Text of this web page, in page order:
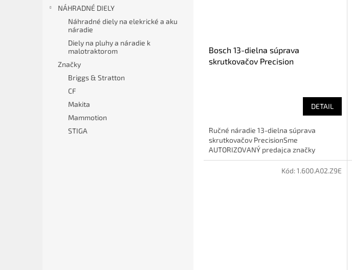
NÁHRADNÉ DIELY
Náhradné diely na elekrické a aku
náradie
Diely na pluhy a náradie k
malotraktorom
Značky
Briggs & Stratton
CF
Makita
Mammotion
STIGA
Bosch 13-dielna súprava
skrutkovačov Precision
DETAIL
Ručné náradie 13-dielna súprava
skrutkovačov PrecisionSme
AUTORIZOVANÝ predajca značky
Kód:1.600.A02.Z9E